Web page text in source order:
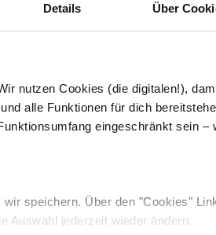
Details Über
nutzen Cookies (die digitalen!),
alle Funktionen für dich
eingeschränkt sein –
speichern. Über den "Cookies"
Auswahl jederzeit wieder ändern.